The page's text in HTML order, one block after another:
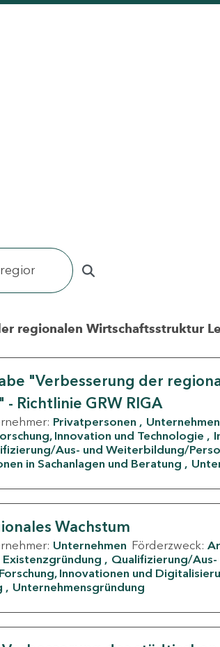
regionalen Wirtschaftsstruktur
"Verbesserung der
Richtlinie GRW RIGA
Privatpersonen Unternehmen
Innovation und Technologie
Aus- und Weiterbildung/
in Sachanlagen und Beratung
Wachstum
Unternehmen Förderzweck:
Existenzgründung
Qualifizierung/Aus-
Forschung, Innovationen und
Unternehmensgründung